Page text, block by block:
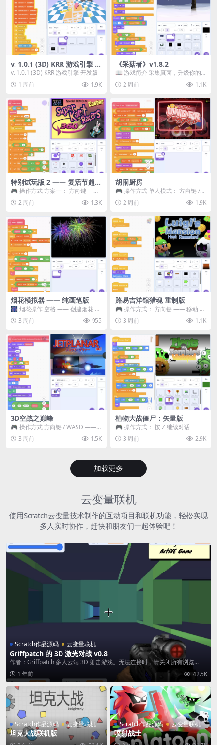
v. 1.0.1 (3D) KRR 游戏引擎 开
发版
v. 1.0.1 (3D) KRR 游戏引擎 开发版
1 周前
1.9K
《采菇者》v1.8.2
📖 游戏简介 采集真菌，升级你的
机体，并前往未知领域探索。 这是
一款静谧的探索冒...
2 周前 1.1K
特别试玩版 2 —— 复活节超级
卡丁车赛
🎮 操作方式 方案一： 方向键 ——
移动 Z —— 跳跃 / 漂移 方案二： ...
2 周前 1.3K
胡闹厨房
🎮 操作方式 单人模式： 方向键 /
WASD —— 移动 Z / K —— 抓...
2 周前 1.9K
烟花模拟器 —— 纯画笔版
🎆 烟花操作 空格 —— 创建烟花 1
~ 3 —— 切换烟花类型 普通烟花
嘶...3 周前 955
路易吉洋馆猎魂 重制版
🎮 操作方式： 方向键 —— 移动 &
跳跃 空格 —— 打开宝箱 将你...
3 周前 1.1K
3D空战之巅峰
🎮 操作方式 方向键 / WASD ——
移动 Z / K —— 射击 / 攻击...
3 周前 1.5K
植物大战僵尸：矢量版
🎮 操作方式： 按 Z 继续对话
3 周前
2.9K
加载更多
云变量联机
使用Scratch云变量技术制作的互动项目和联机功能，轻松实现
多人实时协作，赶快和朋友们一起体验吧！
Scratch作品源码 云变量联机
Griffpatch 的 3D 激光对战 v0.8
作者：Griffpatch 多人云端 3D 射击游戏。无法连接时，请关闭所有浏览...
1 年前
42.5K
Scratch作品源码 云变量联机
坦克大战联机版
Scratch作品源码 云变量联机
喷射战士